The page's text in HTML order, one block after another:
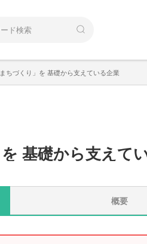
ちづくり」を 基礎から支えている企業
を 基礎から支えて
概要